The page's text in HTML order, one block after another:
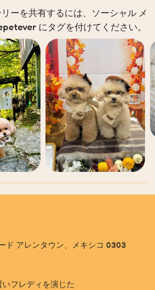
ーを共有するには、ソーシャル メ
にタグを付けてください。
ド アレンタウン、メキシコ 0303
フレディを演じた